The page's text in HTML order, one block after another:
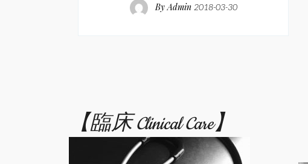
ByAdmin 2018-03-30
【臨床 Clinical Care】